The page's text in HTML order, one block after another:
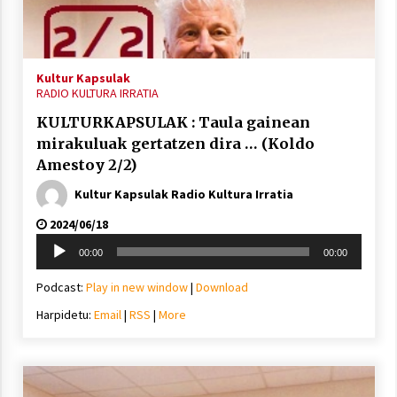
inguruko tailerraren audioa
2021/11/25
Mahai-ingurua: irratia, podcastak
eta ondoren zer?
2021/11/12
Arrosaren IX. Topaketak – Mila
Kultur Kapsulak
RADIO KULTURA IRRATIA
KULTURKAPSULAK : Taula gainean
mirakuluak gertatzen dira … (Koldo
Amestoy 2/2)
Kultur Kapsulak Radio Kultura Irratia
2024/06/18
Soinu
erreproduzigailua
00:00 00:00
Podcast: Play in new window| Download
Harpidetu: Email| RSS | More